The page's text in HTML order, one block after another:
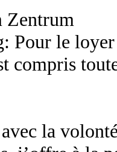
Zentrum
Pour le
compris
la